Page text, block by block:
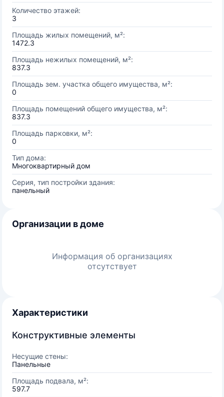
Количество этажей:
3
Площадь жилых помещений, м²:
1472.3
Площадь нежилых помещений, м²:
837.3
Площадь зем. участка общего имущества, м²:
0
Площадь помещений общего имущества, м²:
837.3
Площадь парковки, м²:
0
Тип дома:
Многоквартирный дом
Серия, тип постройки здания:
панельный
Организации в доме
Информация об организациях
отсутствует
Характеристики
Конструктивные элементы
Несущие стены:
Панельные
Площадь подвала, м²:
597.7